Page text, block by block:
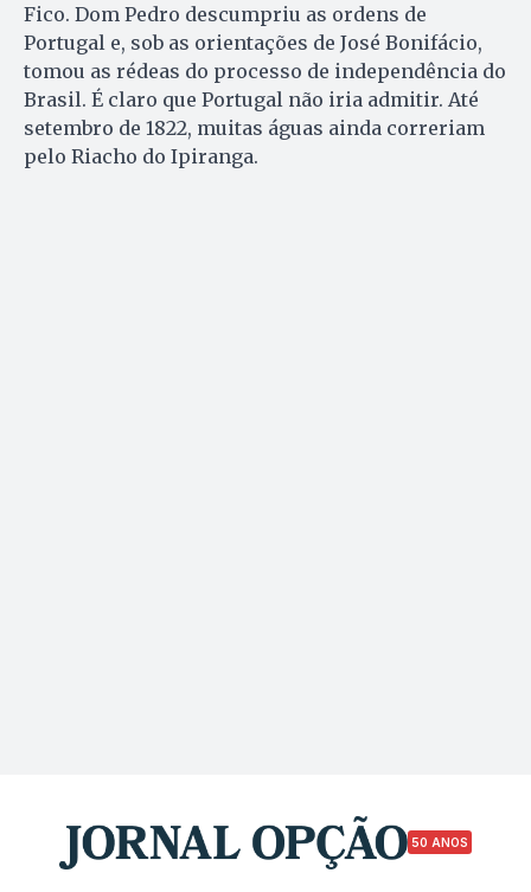
Fico. Dom Pedro descumpriu as ordens de
Portugal e, sob as orientações de José Bonifácio,
tomou as rédeas do processo de independência do
Brasil. É claro que Portugal não iria admitir. Até
setembro de 1822, muitas águas ainda correriam
pelo Riacho do Ipiranga.
50 ANOS